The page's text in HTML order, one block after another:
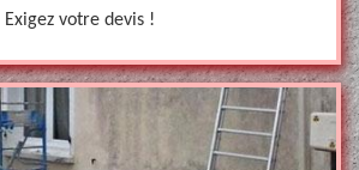
votre devis !